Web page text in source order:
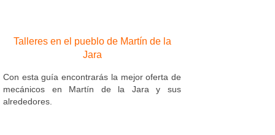
Talleres en el pueblo de Martín de la
Jara
Con esta guía encontrarás la mejor oferta de
mecánicos en Martín de la Jara y sus
alrededores.